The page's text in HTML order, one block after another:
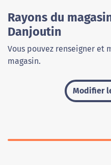
Rayons du
Danjoutin
Vous pouvez renseigner et
magasin.
Modifier